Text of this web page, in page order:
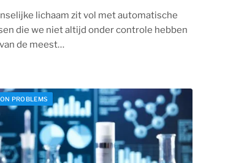
lichaam zit vol met automatische
die we niet altijd onder controle hebben
de meest…
PROBLEMS